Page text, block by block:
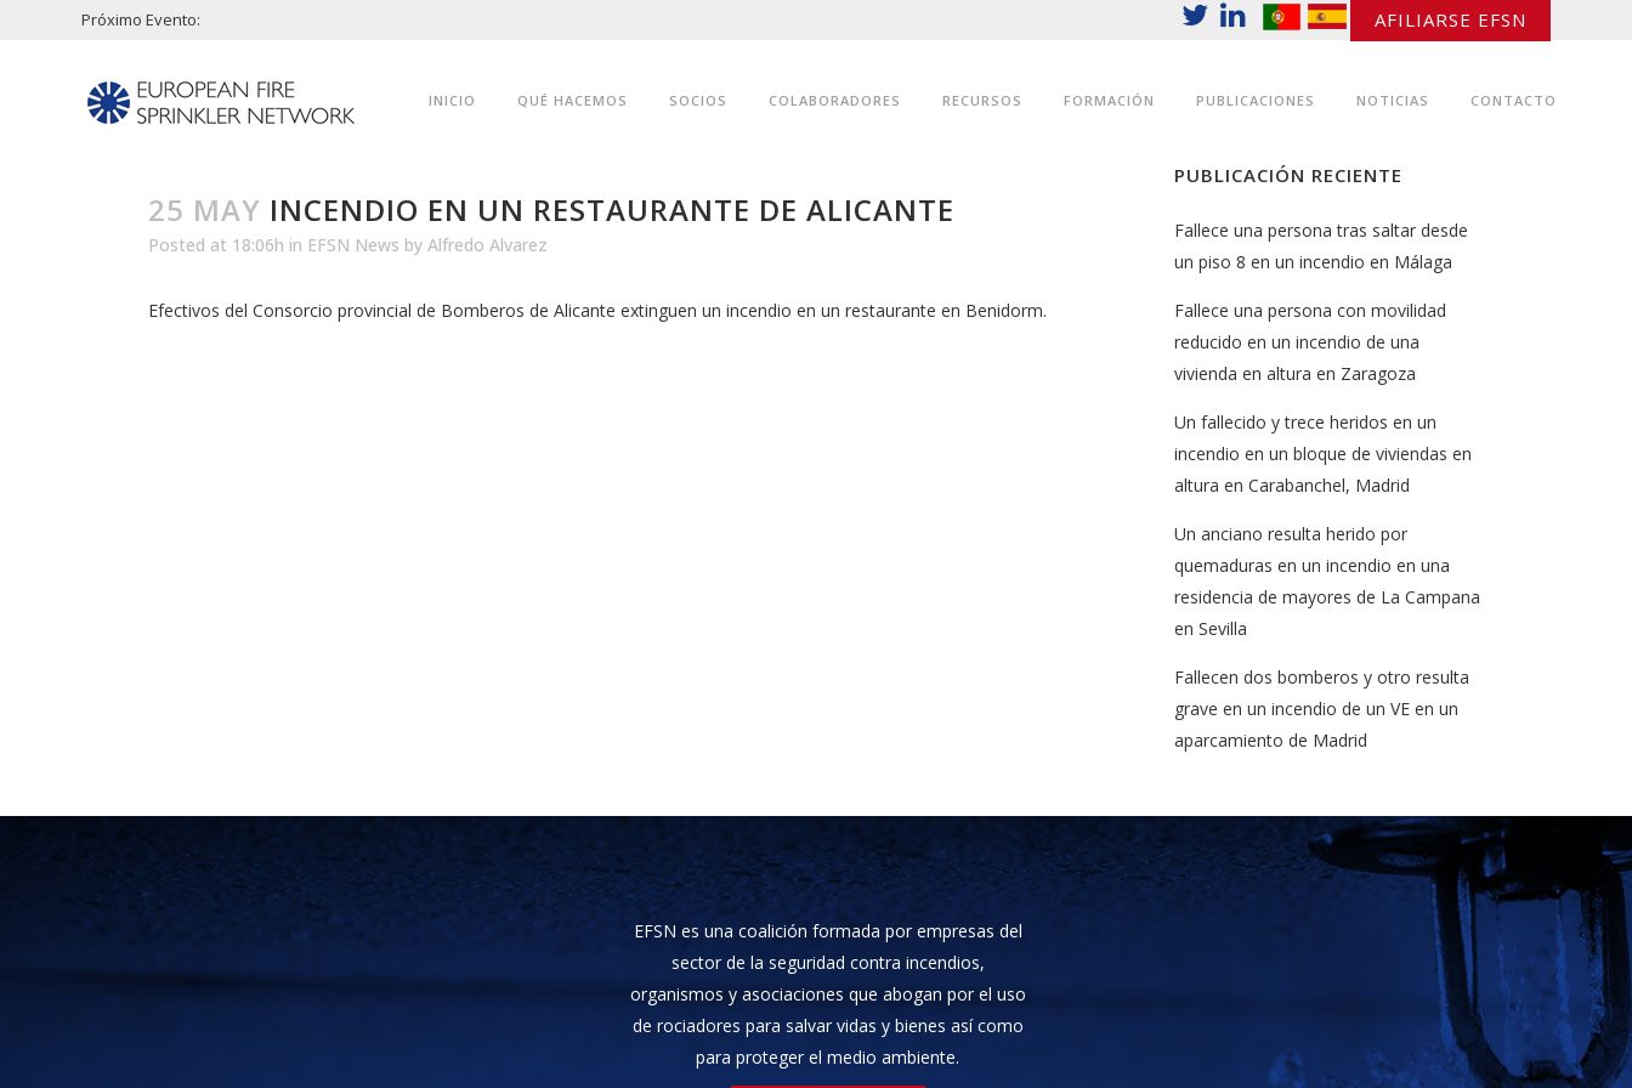
Próximo Evento: AFILIARSE EFSN
INICIO QUÉ HACEMOS SOCIOS COLABORADORES RECURSOS FORMACIÓN PUBLICACIONES NOTICIAS CONTACTO
25 MAY INCENDIO EN UN RESTAURANTE DE ALICANTE
Posted at 18:06h in EFSN News by Alfredo Alvarez
Efectivos del Consorcio provincial de Bomberos de Alicante extinguen un incendio en un restaurante en Benidorm.
PUBLICACIÓN RECIENTE
Fallece una persona tras saltar desde
un piso 8 en un incendio en Málaga
Fallece una persona con movilidad
reducido en un incendio de una
vivienda en altura en Zaragoza
Un fallecido y trece heridos en un
incendio en un bloque de viviendas en
altura en Carabanchel, Madrid
Un anciano resulta herido por
quemaduras en un incendio en una
residencia de mayores de La Campana
en Sevilla
Fallecen dos bomberos y otro resulta
grave en un incendio de un VE en un
aparcamiento de Madrid
EFSN es una coalición formada por empresas del
sector de la seguridad contra incendios,
organismos y asociaciones que abogan por el uso
de rociadores para salvar vidas y bienes así como
para proteger el medio ambiente.